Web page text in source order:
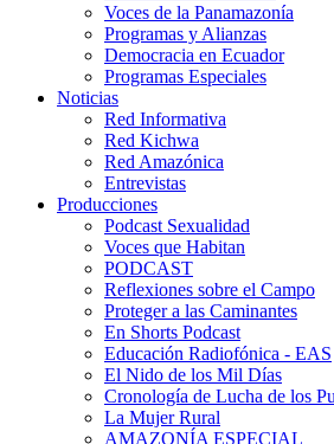
Voces de la Panamazonía
Programas y Alianzas
Democracia en Ecuador
Programas Especiales
Noticias
Red Informativa
Red Kichwa
Red Amazónica
Entrevistas
Producciones
Podcast Sexualidad
Voces que Habitan
PODCAST
Reflexiones sobre el Campo
Proteger a las Caminantes
En Shorts Podcast
Educación Radiofónica - EAS
El Nido de los Mil Días
Cronología de Lucha de los
La Mujer Rural
AMAZONÍA ESPECIAL